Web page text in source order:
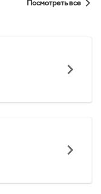
Посмотреть все